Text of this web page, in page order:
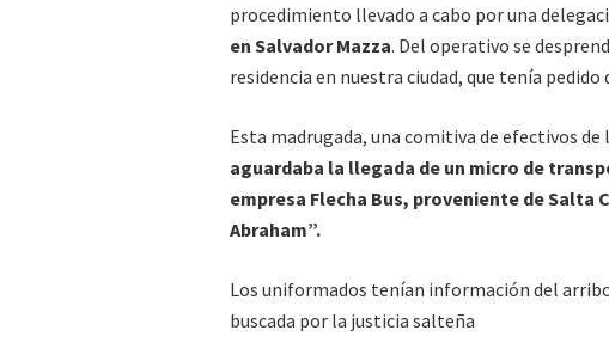
procedimiento llevado a cabo por una
en Salvador Mazza. Del operativo se
residencia en nuestra ciudad, que tenía
Esta madrugada, una comitiva de efectivos
aguardaba la llegada de un micro de
empresa Flecha Bus, proveniente de Salta
Abraham”.
Los uniformados tenían información del
buscada por la justicia salteña